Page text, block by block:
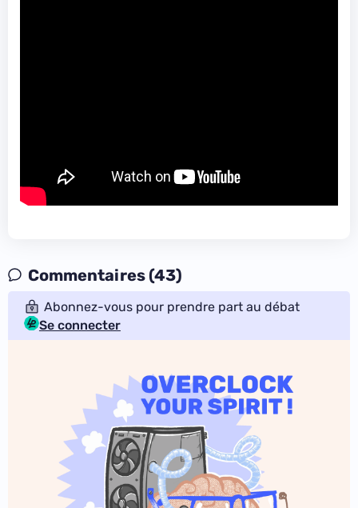
Commentaires (43)
Abonnez-vous pour prendre part au débat
Se connecter